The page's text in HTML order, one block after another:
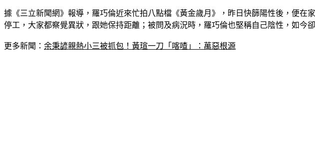
據《三立新聞網》報導，羅巧倫近來忙拍八點檔《黃金歲月》，昨日快篩陽性後，便
停工，大家都察覺異狀，跟她保持距離；被問及病況時，羅巧倫也堅稱自己陰性，如今
更多新聞： 余秉諺親熱小三被抓包！黃瑄一刀「喀喳」：萬惡根源